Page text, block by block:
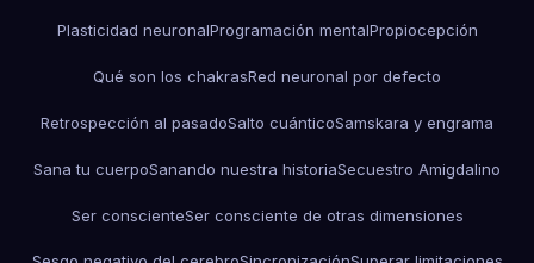
Plasticidad neuronalProgramación mentalPropiocepción
Qué son los chakrasRed neuronal por defecto
Retrospección al pasadoSalto cuánticoSamskara y engrama
Sana tu cuerpoSanando nuestra historiaSecuestro Amigdalino
Ser conscienteSer consciente de otras dimensiones